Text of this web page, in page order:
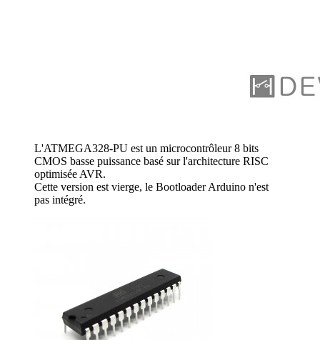
L'ATMEGA328-PU est un microcontrôleur 8 bits
CMOS basse puissance basé sur l'architecture RISC
optimisée AVR.
Cette version est vierge, le Bootloader Arduino n'est
pas intégré.